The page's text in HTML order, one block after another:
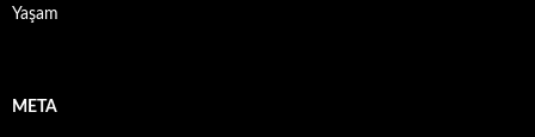
Yaşam
META